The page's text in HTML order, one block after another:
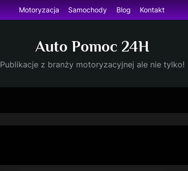
Motoryzacja Samochody Blog Kontakt
Auto Pomoc 24H
Publikacje z branży motoryzacyjnej ale nie tylko!